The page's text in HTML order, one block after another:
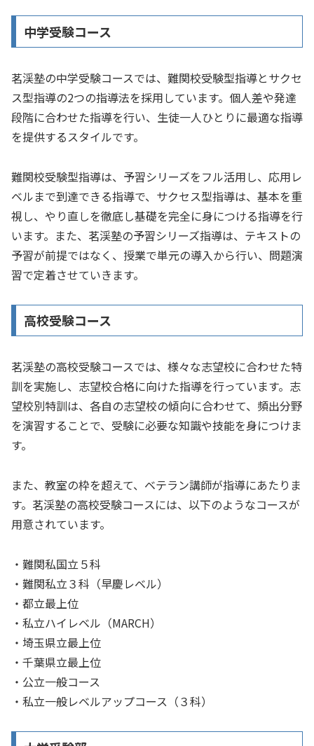
中学受験コース
茗渓塾の中学受験コースでは、難関校受験型指導とサクセ
ス型指導の2つの指導法を採用しています。個人差や発達
段階に合わせた指導を行い、生徒一人ひとりに最適な指導
を提供するスタイルです。
難関校受験型指導は、予習シリーズをフル活用し、応用レ
ベルまで到達できる指導で、サクセス型指導は、基本を重
視し、やり直しを徹底し基礎を完全に身につける指導を行
います。また、茗渓塾の予習シリーズ指導は、テキストの
予習が前提ではなく、授業で単元の導入から行い、問題演
習で定着させていきます。
高校受験コース
茗渓塾の高校受験コースでは、様々な志望校に合わせた特
訓を実施し、志望校合格に向けた指導を行っています。志
望校別特訓は、各自の志望校の傾向に合わせて、頻出分野
を演習することで、受験に必要な知識や技能を身につけま
す。
また、教室の枠を超えて、ベテラン講師が指導にあたりま
す。茗渓塾の高校受験コースには、以下のようなコースが
用意されています。
・難関私国立５科
・難関私立３科（早慶レベル）
・都立最上位
・私立ハイレベル（MARCH）
・埼玉県立最上位
・千葉県立最上位
・公立一般コース
・私立一般レベルアップコース（３科）